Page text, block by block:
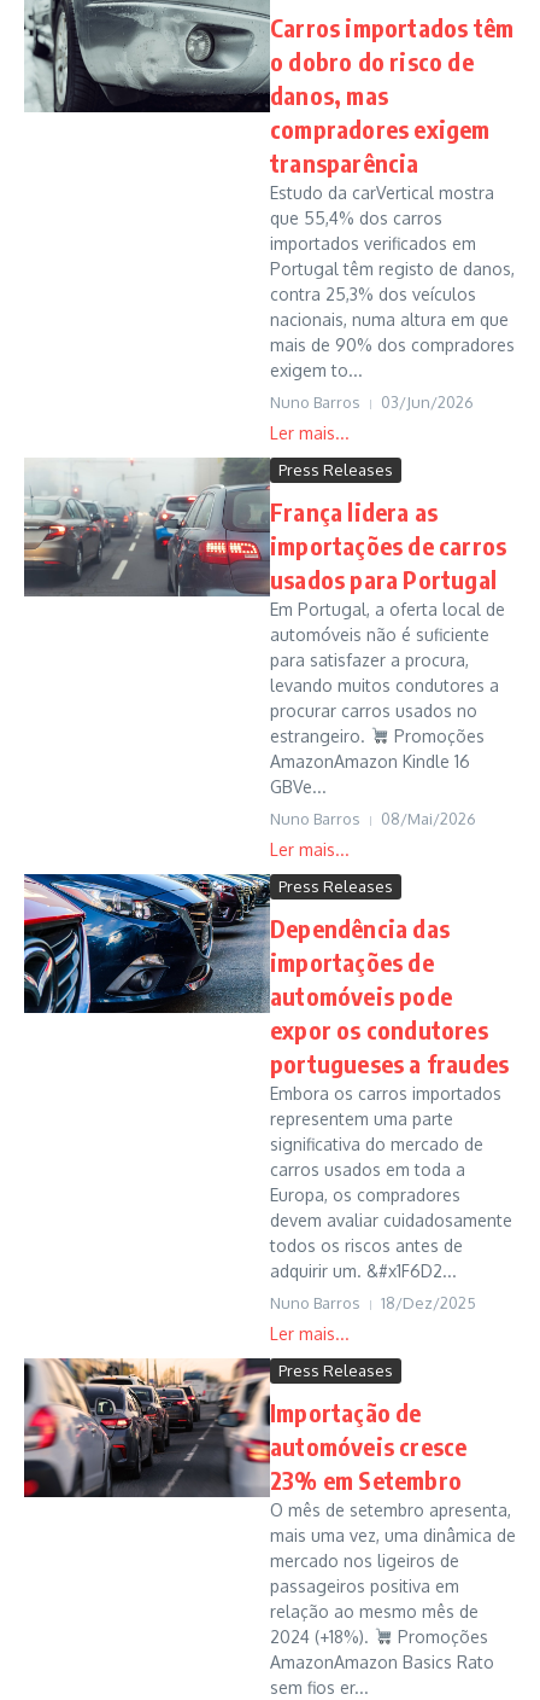
Carros importados têm
o dobro do risco de
danos, mas
compradores exigem
transparência
Estudo da carVertical mostra
que 55,4% dos carros
importados verificados em
Portugal têm registo de danos,
contra 25,3% dos veículos
nacionais, numa altura em que
mais de 90% dos compradores
exigem to...
Nuno Barros 03/Jun/2026
Press Releases
França lidera as
importações de carros
usados para Portugal
Em Portugal, a oferta local de
automóveis não é suficiente
para satisfazer a procura,
levando muitos condutores a
procurar carros usados no
estrangeiro.
Promoções
AmazonAmazon Kindle 16
GBVe...
Nuno Barros 08/Mai/2026
Press Releases
Dependência das
importações de
automóveis pode
expor os condutores
portugueses a fraudes
Embora os carros importados
representem uma parte
significativa do mercado de
carros usados em toda a
Europa, os compradores
devem avaliar cuidadosamente
todos os riscos antes de
adquirir um. &#x1F6D2...
Nuno Barros 18/Dez/2025
Press Releases
Importação de
automóveis cresce
23% em Setembro
O mês de setembro apresenta,
mais uma vez, uma dinâmica de
mercado nos ligeiros de
passageiros positiva em
relação ao mesmo mês de
2024 (+18%).
Promoções
AmazonAmazon Basics Rato
sem fios er...